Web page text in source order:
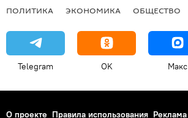
ПОЛИТИКА ЭКОНОМИКА ОБЩЕСТВО
Telegram OK Макс
О проекте Правила использования Реклама